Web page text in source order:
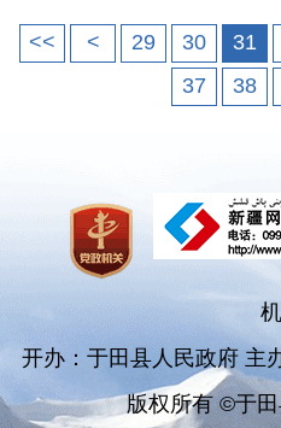
<< < 29 30 31
37
38
开办：于田县人民政府 主
版权所有 ©于